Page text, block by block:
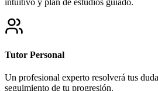
Tutor Personal
Un profesional experto resolverá tus
seguimiento de tu progresión.